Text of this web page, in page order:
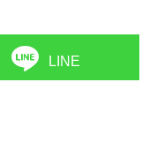
LINE